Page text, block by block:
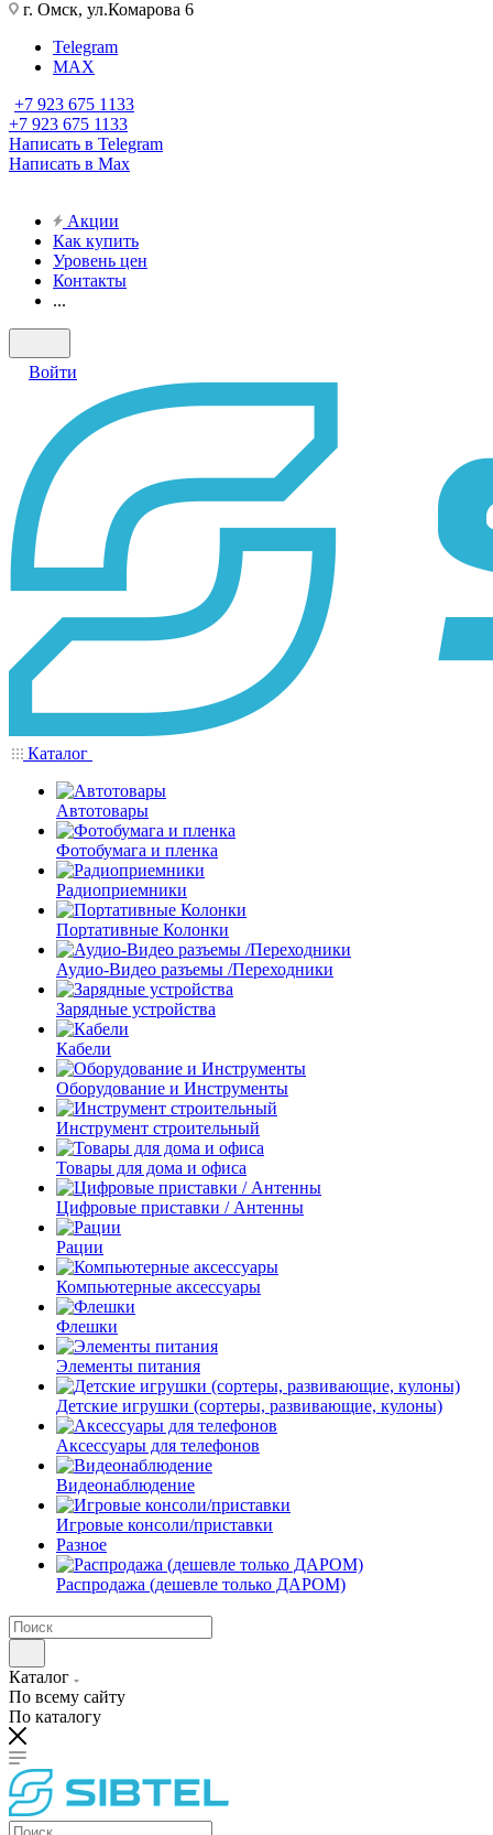
г. Омск, ул.Комарова 6
Telegram
MAX
+7 923 675 1133
+7 923 675 1133
Написать в Telegram
Написать в Max
Акции
Как купить
Уровень цен
Контакты
...
Войти
Каталог
Автотовары
Фотобумага и пленка
Радиоприемники
Портативные Колонки
Аудио-Видео разъемы /Переходники
Зарядные устройства
Кабели
Оборудование и Инструменты
Инструмент строительный
Товары для дома и офиса
Цифровые приставки / Антенны
Рации
Компьютерные аксессуары
Флешки
Элементы питания
Детские игрушки (сортеры, развивающие, кулоны)
Аксессуары для телефонов
Видеонаблюдение
Игровые консоли/приставки
Разное
Распродажа (дешевле только ДАРОМ)
Каталог
По всему сайту
По каталогу